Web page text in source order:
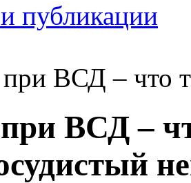
публикации
ВСД – что
ВСД –